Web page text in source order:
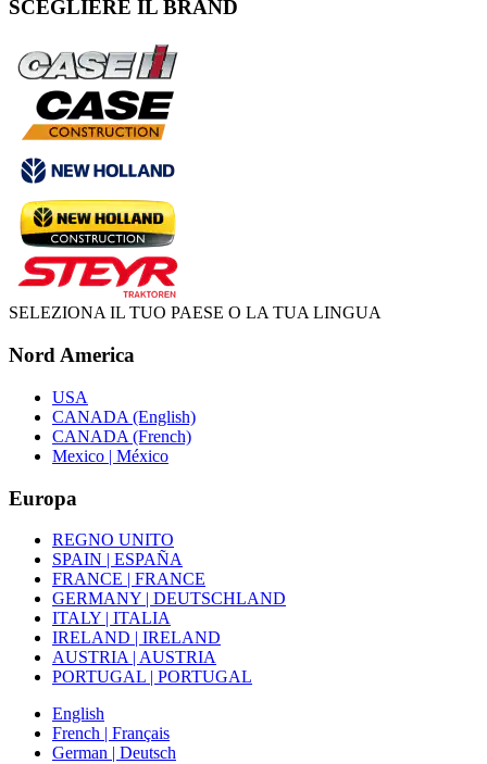
SCEGLIERE IL BRAND
SELEZIONA IL TUO PAESE O LA TUA LINGUA
Nord America
USA
CANADA (English)
CANADA (French)
Mexico | México
Europa
REGNO UNITO
SPAIN | ESPAÑA
FRANCE | FRANCE
GERMANY | DEUTSCHLAND
ITALY | ITALIA
IRELAND | IRELAND
AUSTRIA | AUSTRIA
PORTUGAL | PORTUGAL
English
French | Français
German | Deutsch